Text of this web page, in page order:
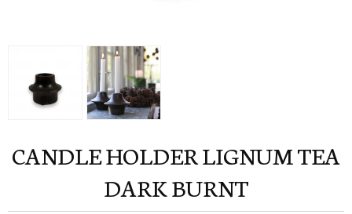
CANDLE HOLDER LIGNUM TEA
DARK BURNT